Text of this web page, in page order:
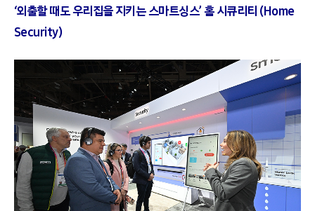
‘외출할 때도 우리집을 지키는 스마트싱스’ 홈 시큐리티 (Home
Security)